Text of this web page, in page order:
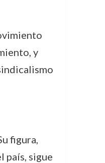
y
figura,
país, sigue